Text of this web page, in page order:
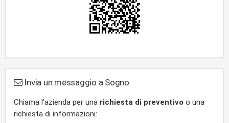
Invia un messaggio a Sogno
Chiama l'azienda per una richiesta di preventivo o una
richiesta di informazioni: